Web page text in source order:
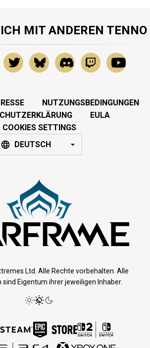
MIT ANDEREN TENNO
NUTZUNGSBEDINGUNGEN
EULA
COOKIES SETTINGS
DEUTSCH
Ltd. Alle Rechte vorbehalten. Alle
Eigentum ihrer jeweiligen Inhaber.